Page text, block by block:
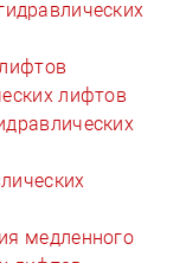
лифтов
медленного